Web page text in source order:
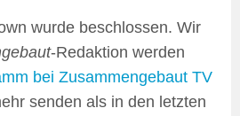
wurde beschlossen. Wir
-Redaktion werden
bei Zusammengebaut TV
senden als in den letzten